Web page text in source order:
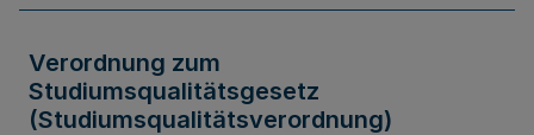
Verordnung zum
Studiumsqualitätsgesetz
(Studiumsqualitätsverordnung)